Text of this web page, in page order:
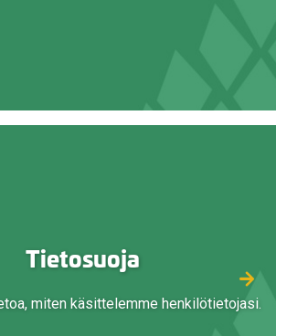
Tietosuoja
miten käsittelemme henkilötietojasi.